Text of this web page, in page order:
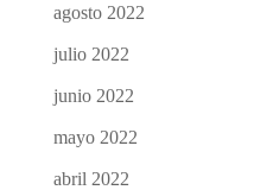
agosto 2022
julio 2022
junio 2022
mayo 2022
abril 2022